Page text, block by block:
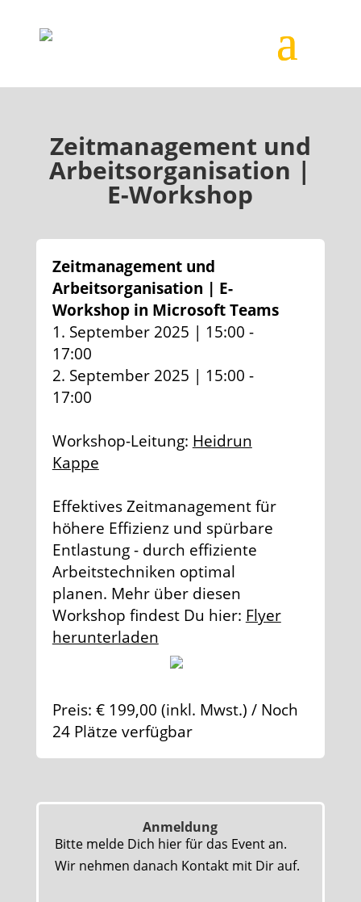
Zeitmanagement und
Arbeitsorganisation |
E-Workshop
Zeitmanagement und
Arbeitsorganisation | E-
Workshop in Microsoft Teams
1. September 2025 | 15:00 -
17:00
2. September 2025 | 15:00 -
17:00
Workshop-Leitung: Heidrun
Kappe
Effektives Zeitmanagement für
höhere Effizienz und spürbare
Entlastung - durch effiziente
Arbeitstechniken optimal
planen. Mehr über diesen
Workshop findest Du hier: Flyer
herunterladen
Preis: € 199,00 (inkl. Mwst.) / Noch
24 Plätze verfügbar
Anmeldung
Bitte melde Dich hier für das Event an.
Wir nehmen danach Kontakt mit Dir auf.